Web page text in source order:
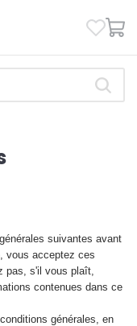
suivantes avant
vous acceptez ces
pas, s'il vous plaît,
contenues dans ce
conditions générales, en